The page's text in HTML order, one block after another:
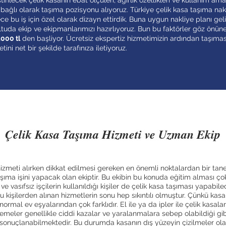
bağlı olarak taşıma pozisyonu alıyoruz. Türkiye çelik kasa taşıma
bu iş için özel olarak dizayn ettirdik. Buna uygun nakliye planı
ekip ve ekipmanlarımızı hazırlıyoruz. Bun bu faktörler göz
tlden başliyor. Ücretsiz ekspertiz hizmetimizin ardından
net bir şekilde tarafınıza iletiyoruz.
Çelik Kasa Taşıma Hizmeti ve Uzman Ekip
alırken dikkat edilmesi gereken en önemli noktalardan bir
işini yapacak olan ekiptir. Bu ekibin bu konuda eğitim alması
vasıfsız işçilerin kullanıldığı kişiler de çelik kasa taşıması
kişilerden alınan hizmetlerin sonu hep sıkıntılı olmuştur. Çünkü
ev eşyalarından çok farklıdır. El ile ya da ipler ile çelik
genellikle ciddi kazalar ve yaralanmalara sebep olabildiği
Bu durumda kasanın dış yüzeyin çizilmeler